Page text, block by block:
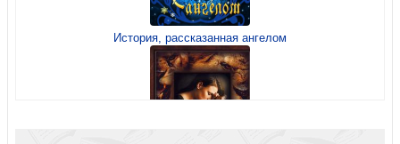
История, рассказанная ангелом